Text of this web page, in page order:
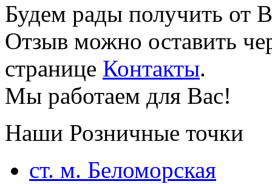
Будем рады получить от
Отзыв можно оставить
странице Контакты.
Мы работаем для Вас!
Наши Розничные точки
ст. м. Беломорская